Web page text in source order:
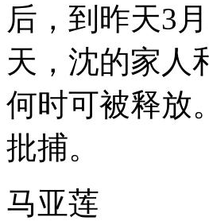
后，到昨天3
天，沈的家人
何时可被释放
批捕。
马亚莲